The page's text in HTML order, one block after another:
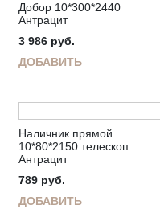
Добор 10*300*2440
Антрацит
3 986 руб.
ДОБАВИТЬ
Наличник прямой
10*80*2150 телескоп.
Антрацит
789 руб.
ДОБАВИТЬ